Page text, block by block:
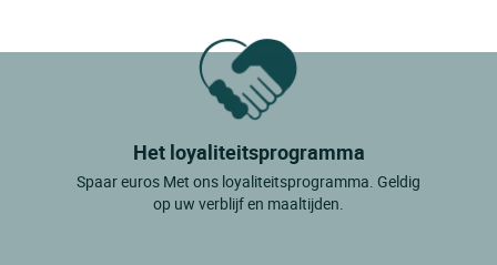
Het loyaliteitsprogramma
Spaar euros Met ons loyaliteitsprogramma. Geldig
op uw verblijf en maaltijden.